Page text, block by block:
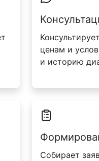
ценам и
и историю
Собирает